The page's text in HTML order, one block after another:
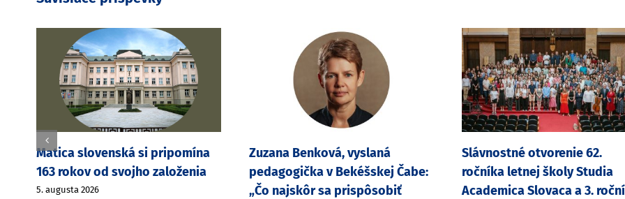
Matica slovenská si pripomína
163 rokov od svojho založenia
5. augusta 2026
Zuzana Benková, vyslaná
pedagogička v Bekéšskej Čabe:
„Čo najskôr sa prispôsobiť
Slávnostné otvorenie 62.
ročníka letnej školy Studia
Academica Slovaca a 3.